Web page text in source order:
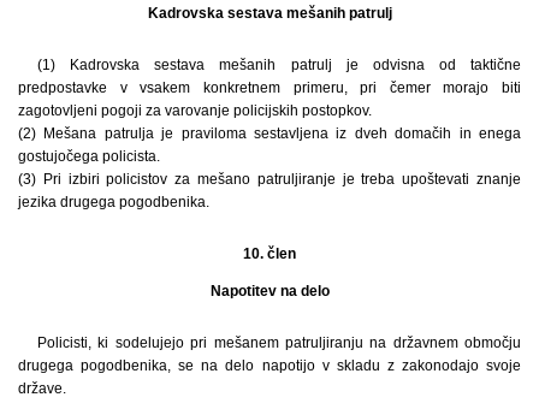
Kadrovska sestava mešanih patrulj
(1) Kadrovska sestava mešanih patrulj je odvisna od taktične
predpostavke v vsakem konkretnem primeru, pri čemer morajo biti
zagotovljeni pogoji za varovanje policijskih postopkov.
(2) Mešana patrulja je praviloma sestavljena iz dveh domačih in enega
gostujočega policista.
(3) Pri izbiri policistov za mešano patruljiranje je treba upoštevati znanje
jezika drugega pogodbenika.
10. člen
Napotitev na delo
Policisti, ki sodelujejo pri mešanem patruljiranju na državnem območju
drugega pogodbenika, se na delo napotijo v skladu z zakonodajo svoje
države.